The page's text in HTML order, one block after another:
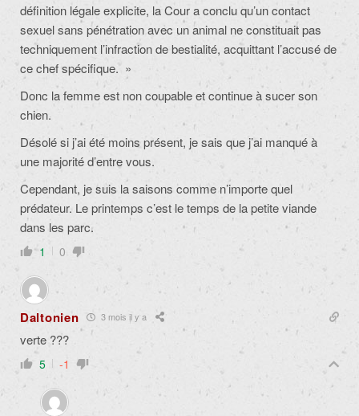
définition légale explicite, la Cour a conclu qu’un contact
sexuel sans pénétration avec un animal ne constituait pas
techniquement l’infraction de bestialité, acquittant l’accusé de
ce chef spécifique. »
Donc la femme est non coupable et continue à sucer son
chien.
Désolé si j’ai été moins présent, je sais que j’ai manqué à
une majorité d’entre vous.
Cependant, je suis la saisons comme n’importe quel
prédateur. Le printemps c’est le temps de la petite viande
dans les parc.
1 0
Daltonien 3 mois il y a
verte ???
5 -1